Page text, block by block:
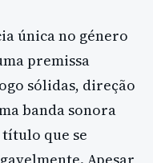
única no género
premissa
sólidas, direção
banda sonora
que se